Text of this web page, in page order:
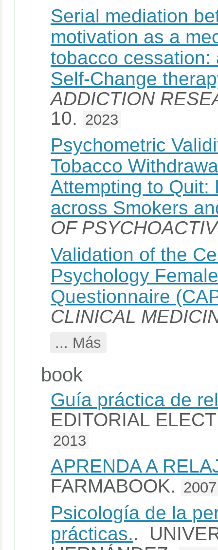
Serial mediation
motivation as a
tobacco
Self-Change
ADDICTION
10. 2023
Psychometric
Tobacco
Attempting to Quit:
across Smokers
OF
Validation of the
Psychology
Questionnaire
CLINICAL
... Más
book
Guía práctica de
EDITORIAL
2013
APRENDA A
FARMABOOK. 2007
Psicología de la
prácticas..